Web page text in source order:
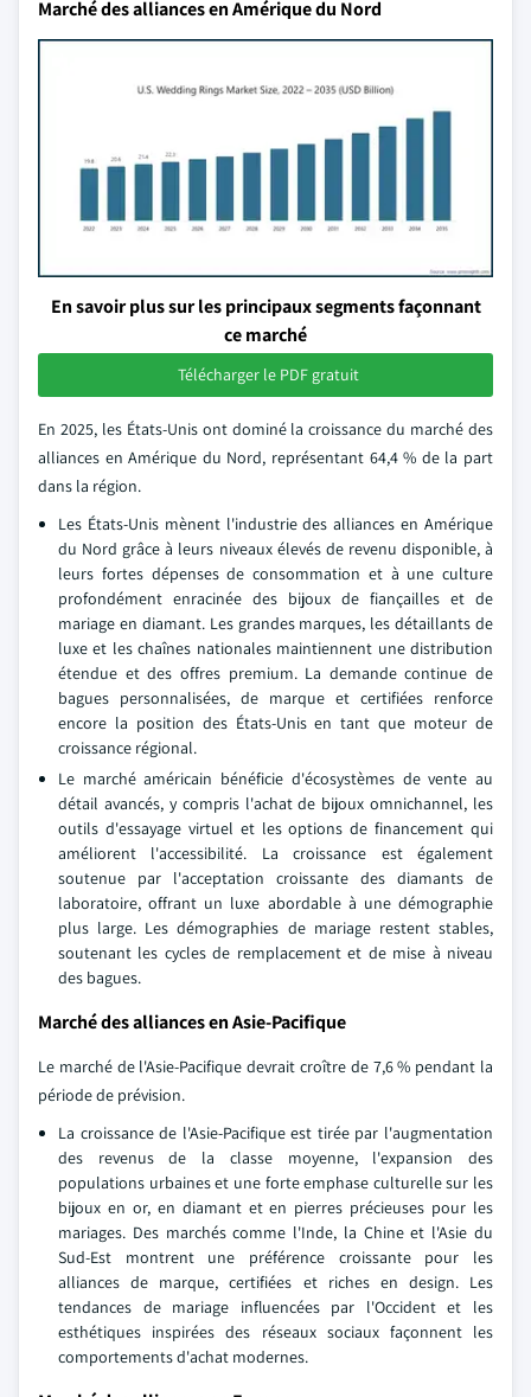
Marché des alliances en Amérique du Nord
En savoir plus sur les principaux segments façonnant
ce marché
Télécharger le PDF gratuit
En 2025, les États-Unis ont dominé la croissance du marché des
alliances en Amérique du Nord, représentant 64,4 % de la part
dans la région.
Les États-Unis mènent l'industrie des alliances en Amérique
du Nord grâce à leurs niveaux élevés de revenu disponible, à
leurs fortes dépenses de consommation et à une culture
profondément enracinée des bijoux de fiançailles et de
mariage en diamant. Les grandes marques, les détaillants de
luxe et les chaînes nationales maintiennent une distribution
étendue et des offres premium. La demande continue de
bagues personnalisées, de marque et certifiées renforce
encore la position des États-Unis en tant que moteur de
croissance régional.
Le marché américain bénéficie d'écosystèmes de vente au
détail avancés, y compris l'achat de bijoux omnichannel, les
outils d'essayage virtuel et les options de financement qui
améliorent l'accessibilité. La croissance est également
soutenue par l'acceptation croissante des diamants de
laboratoire, offrant un luxe abordable à une démographie
plus large. Les démographies de mariage restent stables,
soutenant les cycles de remplacement et de mise à niveau
des bagues.
Marché des alliances en Asie-Pacifique
Le marché de l'Asie-Pacifique devrait croître de 7,6 % pendant la
période de prévision.
La croissance de l'Asie-Pacifique est tirée par l'augmentation
des revenus de la classe moyenne, l'expansion des
populations urbaines et une forte emphase culturelle sur les
bijoux en or, en diamant et en pierres précieuses pour les
mariages. Des marchés comme l'Inde, la Chine et l'Asie du
Sud-Est montrent une préférence croissante pour les
alliances de marque, certifiées et riches en design. Les
tendances de mariage influencées par l'Occident et les
esthétiques inspirées des réseaux sociaux façonnent les
comportements d'achat modernes.